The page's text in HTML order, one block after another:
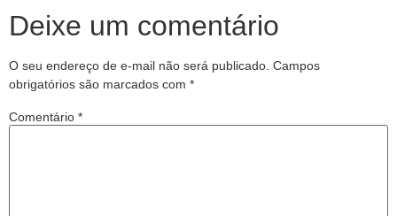
Deixe um comentário
O seu endereço de e-mail não será publicado. Campos
obrigatórios são marcados com *
Comentário *